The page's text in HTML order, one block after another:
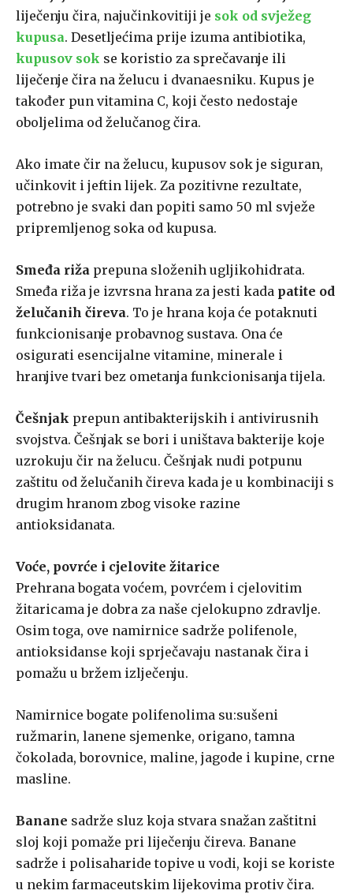
liječenju čira, najučinkovitiji je sok od svježeg
kupusa. Desetljećima prije izuma antibiotika,
kupusov sok se koristio za sprečavanje ili
liječenje čira na želucu i dvanaesniku. Kupus je
također pun vitamina C, koji često nedostaje
oboljelima od želučanog čira.
Ako imate čir na želucu, kupusov sok je siguran,
učinkovit i jeftin lijek. Za pozitivne rezultate,
potrebno je svaki dan popiti samo 50 ml svježe
pripremljenog soka od kupusa.
Smeđa riža prepuna složenih ugljikohidrata.
Smeđa riža je izvrsna hrana za jesti kada patite od
želučanih čireva. To je hrana koja će potaknuti
funkcionisanje probavnog sustava. Ona će
osigurati esencijalne vitamine, minerale i
hranjive tvari bez ometanja funkcionisanja tijela.
Češnjak prepun antibakterijskih i antivirusnih
svojstva. Češnjak se bori i uništava bakterije koje
uzrokuju čir na želucu. Češnjak nudi potpunu
zaštitu od želučanih čireva kada je u kombinaciji s
drugim hranom zbog visoke razine
antioksidanata.
Voće, povrće i cjelovite žitarice
Prehrana bogata voćem, povrćem i cjelovitim
žitaricama je dobra za naše cjelokupno zdravlje.
Osim toga, ove namirnice sadrže polifenole,
antioksidanse koji sprječavaju nastanak čira i
pomažu u bržem izlječenju.
Namirnice bogate polifenolima su:sušeni
ružmarin, lanene sjemenke, origano, tamna
čokolada, borovnice, maline, jagode i kupine, crne
masline.
Banane sadrže sluz koja stvara snažan zaštitni
sloj koji pomaže pri liječenju čireva. Banane
sadrže i polisaharide topive u vodi, koji se koriste
u nekim farmaceutskim lijekovima protiv čira.